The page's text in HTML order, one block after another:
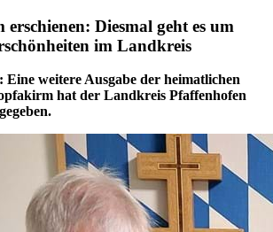
Diesmal geht es um
im Landkreis
: Eine weitere Ausgabe der heimatlichen
hat der Landkreis Pfaffenhofen